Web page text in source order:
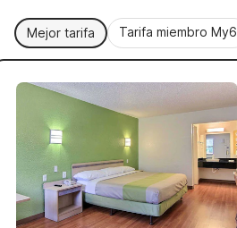
Mejor tarifa Tarifa miembro My6